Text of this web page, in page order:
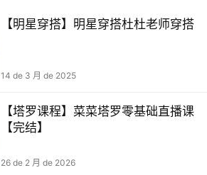
【明星‬穿搭】明星穿搭杜杜老师穿搭
14 de 3 月 de 2025
【塔罗课程】菜菜塔罗零基础直播课
【完结】
26 de 2 月 de 2026